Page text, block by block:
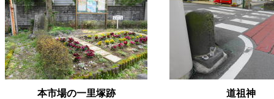
本市場の一里塚跡 道祖神